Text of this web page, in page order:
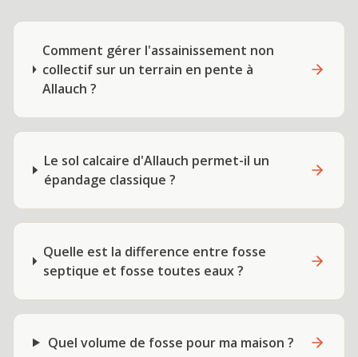
Comment gérer l'assainissement non
collectif sur un terrain en pente à
Allauch ?
Le sol calcaire d'Allauch permet-il un
épandage classique ?
Quelle est la difference entre fosse
septique et fosse toutes eaux ?
Quel volume de fosse pour ma maison ?